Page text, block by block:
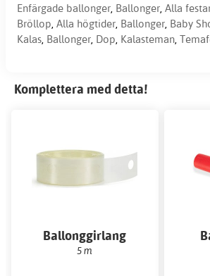
Enfärgade ballonger, Ballonger, Alla
Bröllop, Alla högtider, Ballonger, Baby
Kalas, Ballonger, Dop, Kalasteman,
Komplettera med detta!
Ballonggirlang
5 m